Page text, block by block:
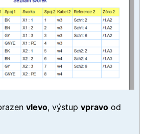
vlevo, výstup vpravo od